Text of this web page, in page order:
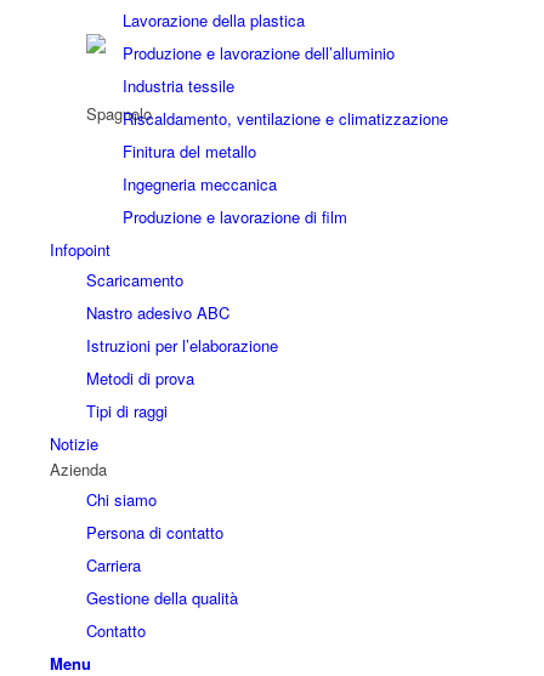
Lavorazione della plastica
Produzione e lavorazione dell’alluminio
Industria tessile
Riscaldamento, ventilazione e climatizzazione
Finitura del metallo
Ingegneria meccanica
Produzione e lavorazione di film
Infopoint
Scaricamento
Nastro adesivo ABC
Istruzioni per l’elaborazione
Metodi di prova
Tipi di raggi
Notizie
Azienda
Chi siamo
Persona di contatto
Carriera
Gestione della qualità
Contatto
Menu